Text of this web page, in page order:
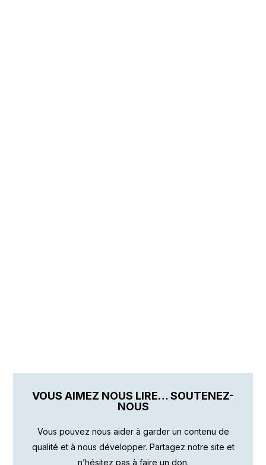
VOUS AIMEZ NOUS LIRE… SOUTENEZ-
NOUS
Vous pouvez nous aider à garder un contenu de
qualité et à nous développer. Partagez notre site et
n’hésitez pas à faire un don.